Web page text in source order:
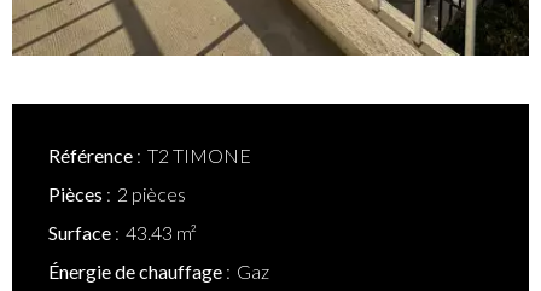
Référence
T2 TIMONE
Pièces
2 pièces
Surface
43.43 m²
Énergie de chauffage
Gaz